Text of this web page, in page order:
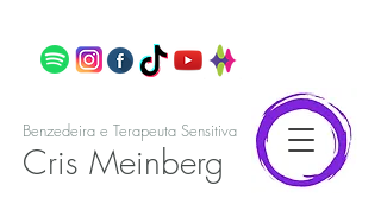
Cris Meinberg
Benzedeira e Terapeuta Sensitiva